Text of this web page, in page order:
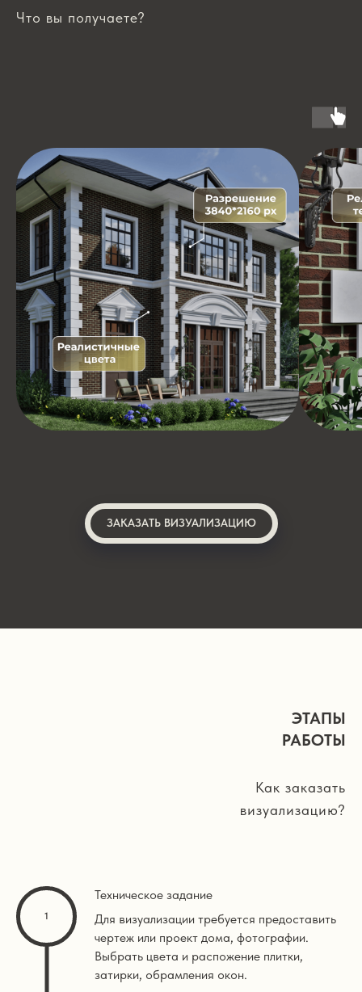
Что вы получаете?
ЗАКАЗАТЬ ВИЗУАЛИЗАЦИЮ
ЭТАПЫ
РАБОТЫ
Как заказать
визуализацию?
Техническое задание
Для визуализации требуется предоставить
чертеж или проект дома, фотографии.
Выбрать цвета и распожение плитки,
затирки, обрамления окон.